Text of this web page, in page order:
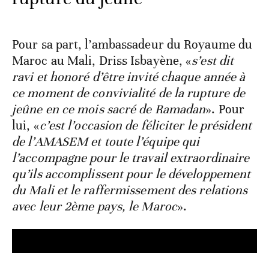
Pour sa part, l’ambassadeur du Royaume du
Maroc au Mali, Driss Isbayène, «s’est dit
ravi et honoré d’être invité chaque année à
ce moment de convivialité de la rupture de
jeûne en ce mois sacré de Ramadan». Pour
lui, «c’est l’occasion de féliciter le président
de l’AMASEM et toute l’équipe qui
l’accompagne pour le travail extraordinaire
qu’ils accomplissent pour le développement
du Mali et le raffermissement des relations
avec leur 2èmepays, le Maroc».